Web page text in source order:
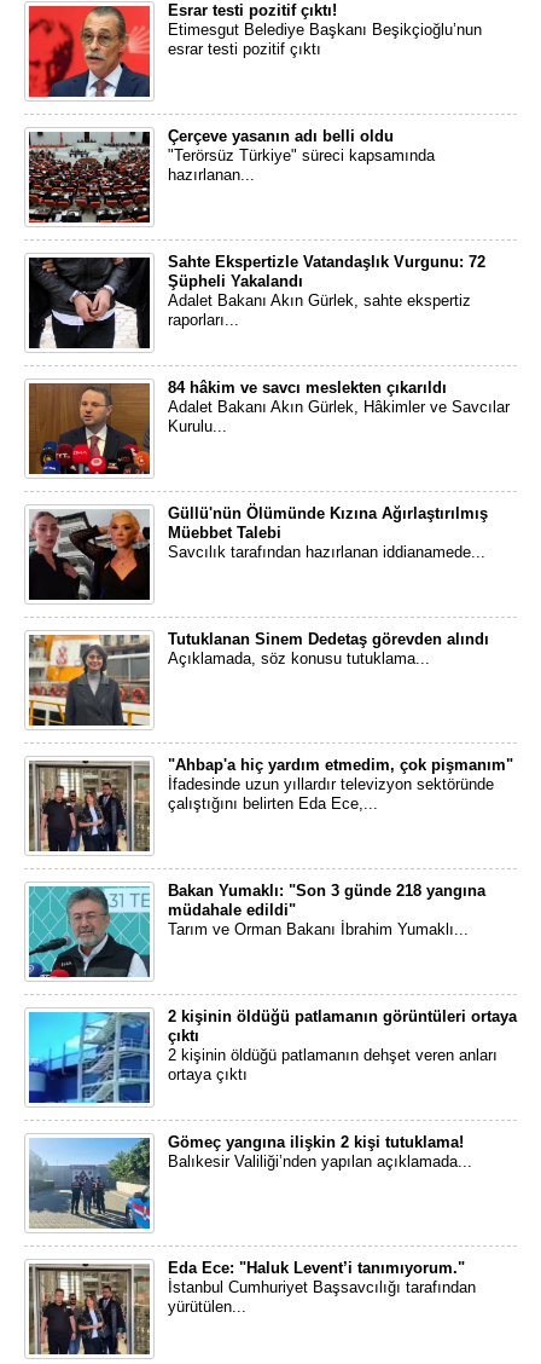
Esrar testi pozitif çıktı!
Etimesgut Belediye Başkanı Beşikçioğlu’nun
esrar testi pozitif çıktı
Çerçeve yasanın adı belli oldu
"Terörsüz Türkiye" süreci kapsamında
hazırlanan...
Sahte Ekspertizle Vatandaşlık Vurgunu: 72
Şüpheli Yakalandı
Adalet Bakanı Akın Gürlek, sahte ekspertiz
raporları...
84 hâkim ve savcı meslekten çıkarıldı
Adalet Bakanı Akın Gürlek, Hâkimler ve Savcılar
Kurulu...
Güllü'nün Ölümünde Kızına Ağırlaştırılmış
Müebbet Talebi
Savcılık tarafından hazırlanan iddianamede...
Tutuklanan Sinem Dedetaş görevden alındı
Açıklamada, söz konusu tutuklama...
"Ahbap'a hiç yardım etmedim, çok pişmanım"
İfadesinde uzun yıllardır televizyon sektöründe
çalıştığını belirten Eda Ece,...
Bakan Yumaklı: "Son 3 günde 218 yangına
müdahale edildi"
Tarım ve Orman Bakanı İbrahim Yumaklı...
2 kişinin öldüğü patlamanın görüntüleri ortaya
çıktı
2 kişinin öldüğü patlamanın dehşet veren anları
ortaya çıktı
Gömeç yangına ilişkin 2 kişi tutuklama!
Balıkesir Valiliği’nden yapılan açıklamada...
Eda Ece: "Haluk Levent’i tanımıyorum."
İstanbul Cumhuriyet Başsavcılığı tarafından
yürütülen...